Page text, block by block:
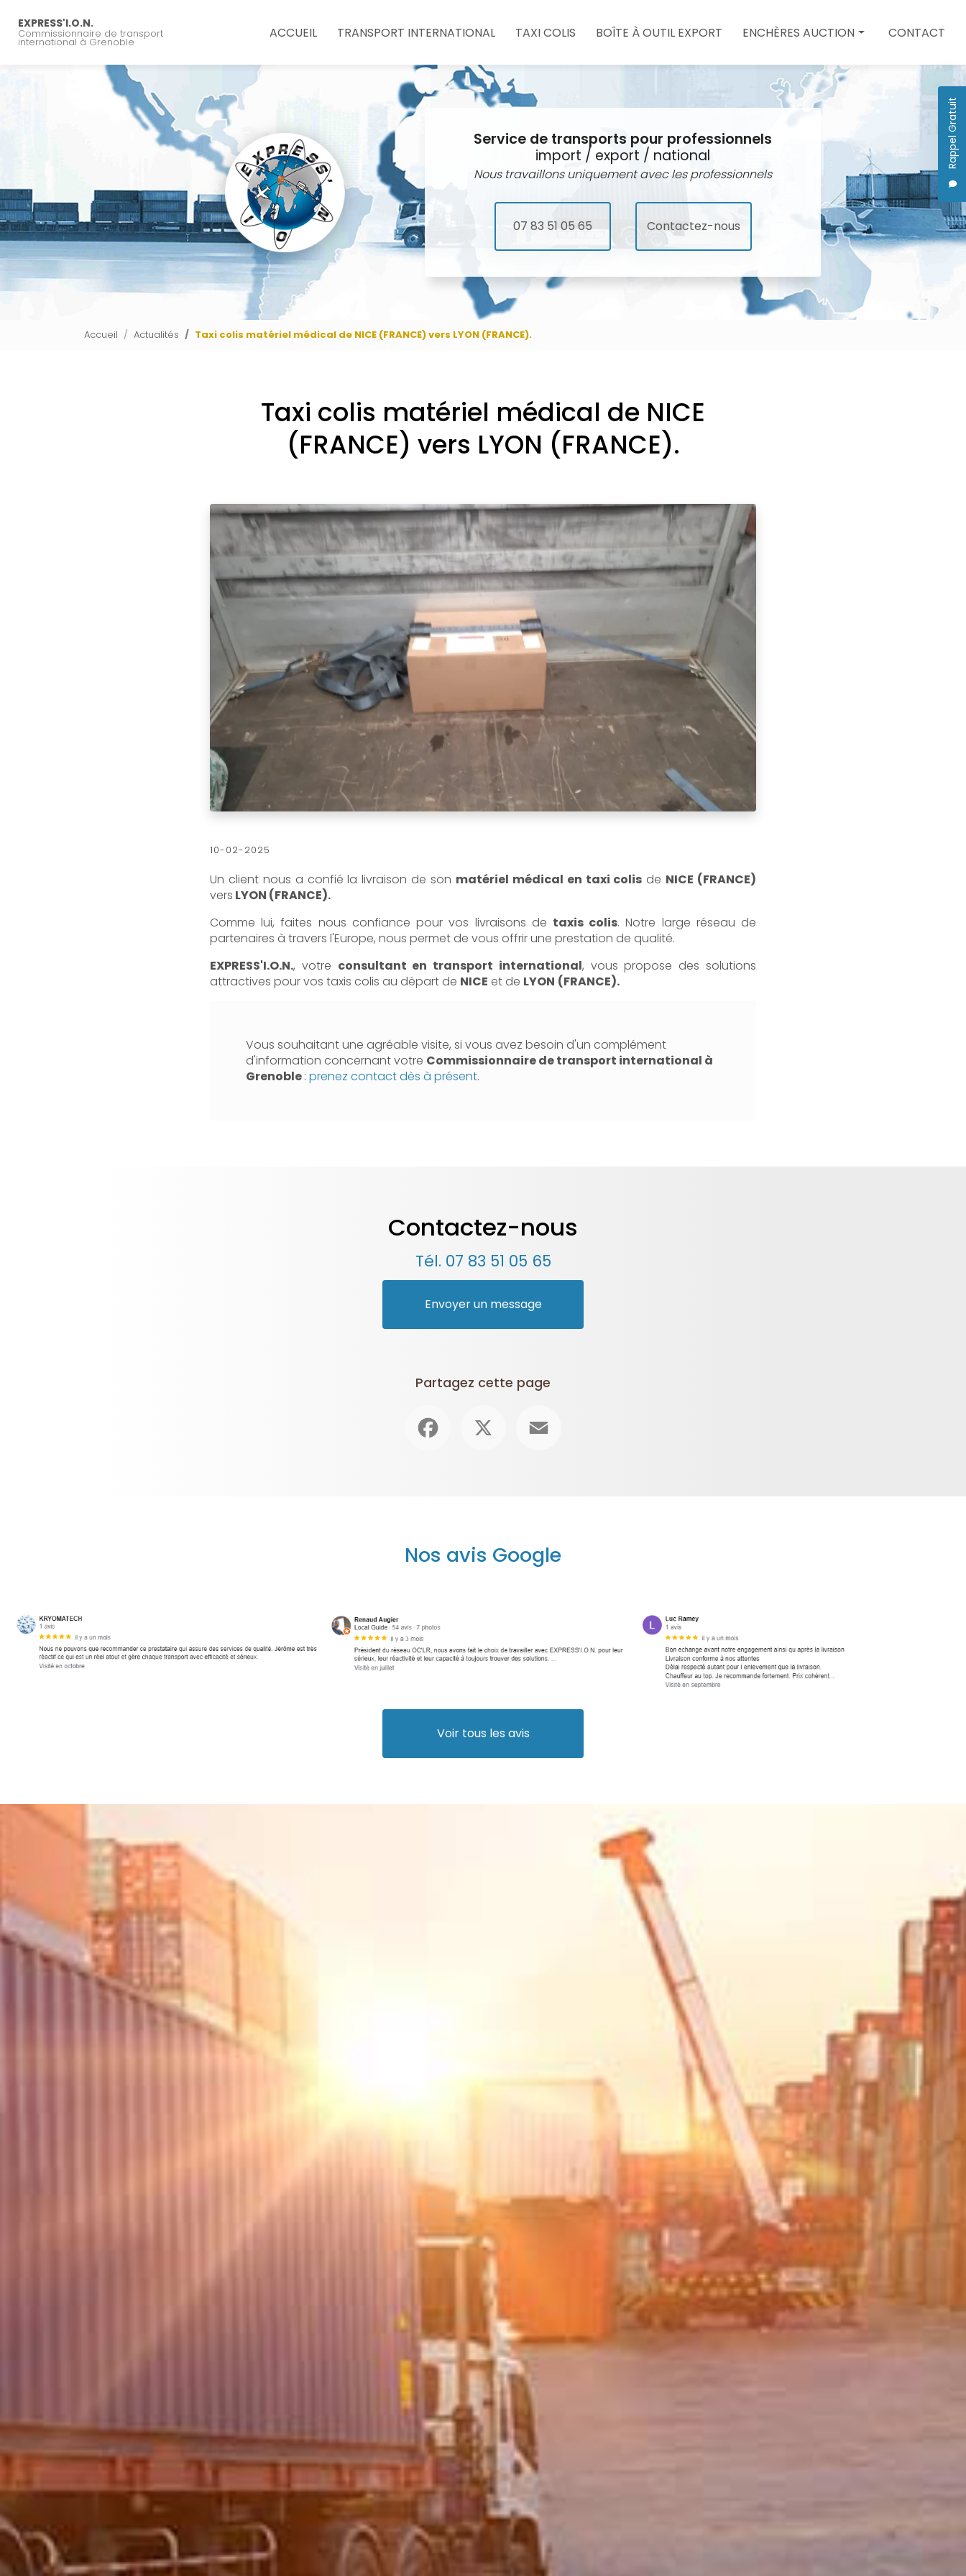
contenu
EXPRESS'I.O.N.
Commissionnaire de transport
international à Grenoble
Rappel Gratuit
ACCUEIL
TRANSPORT INTERNATIONAL TAXI COLIS BOÎTE À OUTIL EXPORT ENCHÈRES AUCTION
Enchères auction
CONTACT
Service de transports pour professionnels
import / export / national
Nous travaillons uniquement avec les professionnels
07 83 51 05 65 Contactez-nous
Accueil Actualités Taxi colis matériel médical de NICE (FRANCE) vers LYON (FRANCE).
Taxi colis matériel médical de NICE
(FRANCE) vers LYON (FRANCE).
10-02-2025
Un client nous a confié la livraison de son matériel médical en taxi colis de NICE (FRANCE)
vers LYON (FRANCE).
Comme lui, faites nous confiance pour vos livraisons de taxis colis. Notre large réseau de
partenaires à travers l'Europe, nous permet de vous offrir une prestation de qualité.
EXPRESS'I.O.N., votre consultant en transport international, vous propose des solutions
attractives pour vos taxis colis au départ de NICE et de LYON (FRANCE).
Vous souhaitant une agréable visite, si vous avez besoin d'un complément
d'information concernant votre Commissionnaire de transport international à
Grenoble: prenez contact dès à présent.
Contactez-nous
Tél. 07 83 51 05 65
Envoyer un message
Partagez cette page
Nos avis Google
Voir tous les avis